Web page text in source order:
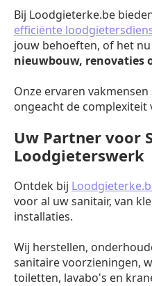
Bij Loodgieterke.be
efficiënte
jouw behoeften, of het
nieuwbouw, renovaties
Onze ervaren
ongeacht de complexiteit
Uw Partner voor
Loodgieterswerk
Ontdek bij
voor al uw sanitair, van
installaties.
Wij herstellen,
sanitaire voorzieningen,
toiletten, lavabo's en